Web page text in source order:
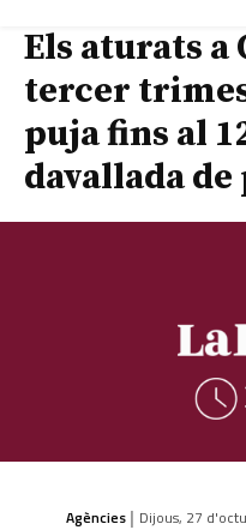
Els aturats a
tercer
puja fins al
davallada
Agències | Dijous, 27